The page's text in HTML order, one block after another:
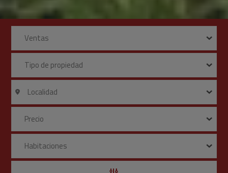
Ventas
Tipo de propiedad
Localidad
Precio
Habitaciones